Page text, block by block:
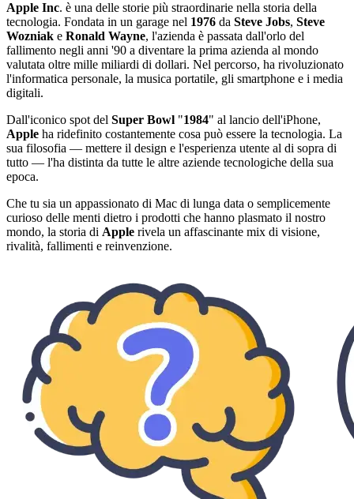
Apple Inc. è una delle storie più straordinarie nella storia della
tecnologia. Fondata in un garage nel 1976 da Steve Jobs, Steve
Wozniak e Ronald Wayne, l'azienda è passata dall'orlo del
fallimento negli anni '90 a diventare la prima azienda al mondo
valutata oltre mille miliardi di dollari. Nel percorso, ha rivoluzionato
l'informatica personale, la musica portatile, gli smartphone e i media
digitali.
Dall'iconico spot del Super Bowl "1984" al lancio dell'iPhone,
Apple ha ridefinito costantemente cosa può essere la tecnologia. La
sua filosofia — mettere il design e l'esperienza utente al di sopra di
tutto — l'ha distinta da tutte le altre aziende tecnologiche della sua
epoca.
Che tu sia un appassionato di Mac di lunga data o semplicemente
curioso delle menti dietro i prodotti che hanno plasmato il nostro
mondo, la storia di Apple rivela un affascinante mix di visione,
rivalità, fallimenti e reinvenzione.